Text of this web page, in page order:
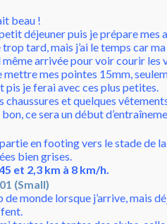
beau !
déjeuner puis je prépare mes
tard, mais j’ai le temps car ma
arrivée pour voir courir les
mettre mes pointes 15mm,
pis je ferai avec ces plus petites.
chaussures et quelques
ce sera un début
en footing vers le stade de
bien grises.
et 2,3 km à 8 km/h.
de monde lorsque j’arrive, mais